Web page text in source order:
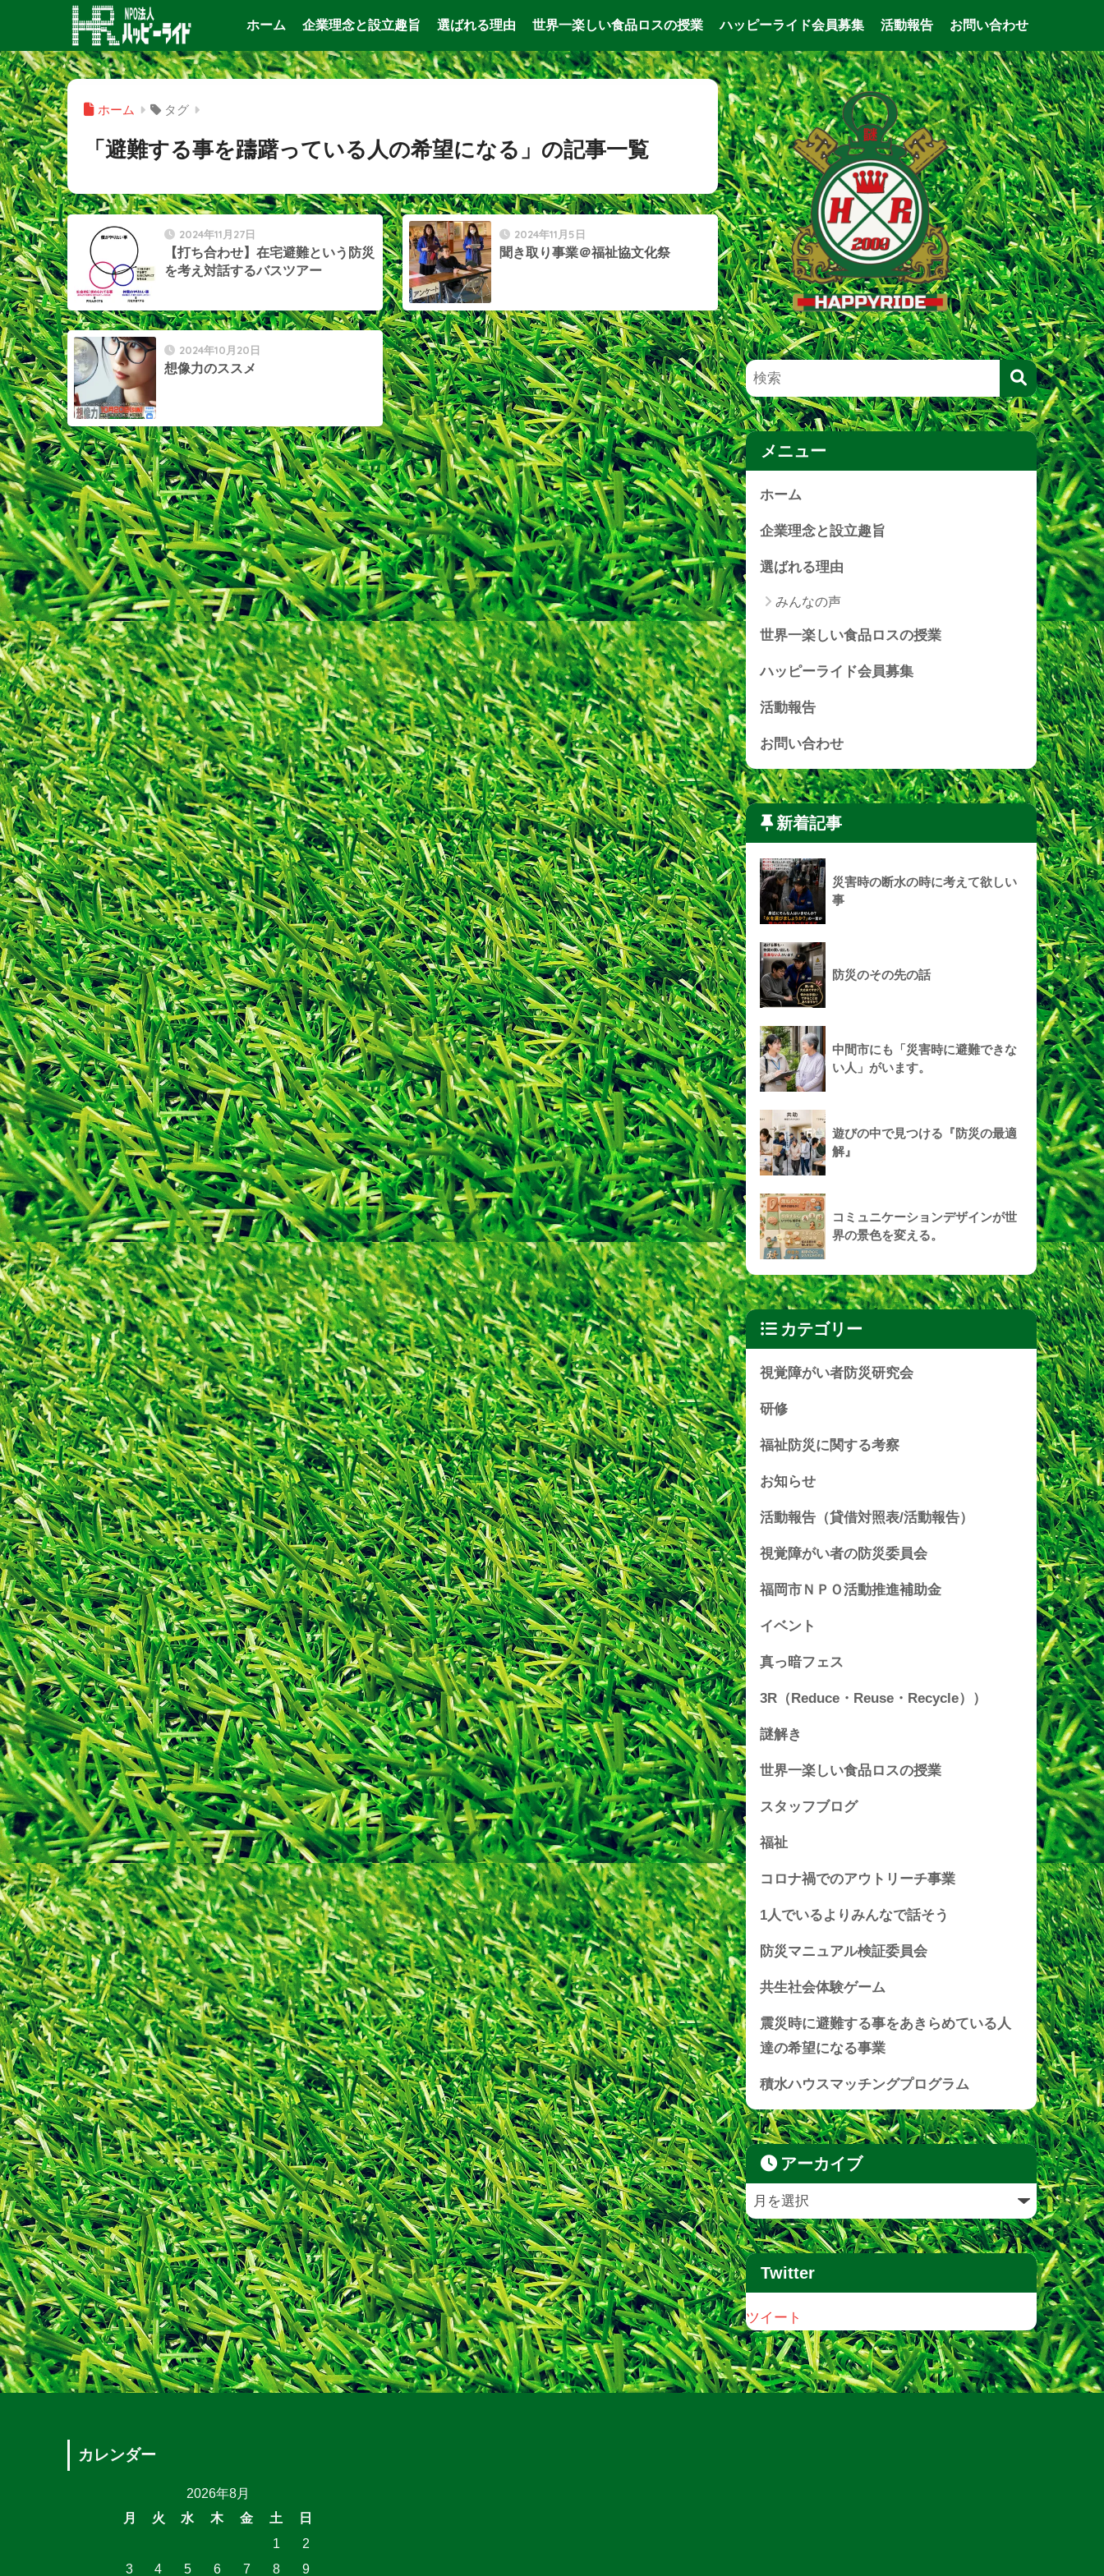
ホーム 企業理念と設立趣旨 選ばれる理由 世界一楽しい食品ロスの授業 ハッピーライド会員募集 活動報告 お問い合わせ
ホーム タグ
「避難する事を躊躇っている人の希望になる」の記事一覧
2024年11月27日
【打ち合わせ】在宅避難という防災
を考え対話するバスツアー
2024年11月5日
聞き取り事業＠福祉協文化祭
2024年10月20日
想像力のススメ
メニュー
ホーム
企業理念と設立趣旨
選ばれる理由
みんなの声
世界一楽しい食品ロスの授業
ハッピーライド会員募集
活動報告
お問い合わせ
新着記事
災害時の断水の時に考えて欲しい
事
防災のその先の話
中間市にも「災害時に避難できな
い人」がいます。
遊びの中で見つける『防災の最適
解』
コミュニケーションデザインが世
界の景色を変える。
カテゴリー
視覚障がい者防災研究会
研修
福祉防災に関する考察
お知らせ
活動報告（貸借対照表/活動報告）
視覚障がい者の防災委員会
福岡市ＮＰＯ活動推進補助金
イベント
真っ暗フェス
3R（Reduce・Reuse・Recycle））
謎解き
世界一楽しい食品ロスの授業
スタッフブログ
福祉
コロナ禍でのアウトリーチ事業
1人でいるよりみんなで話そう
防災マニュアル検証委員会
共生社会体験ゲーム
震災時に避難する事をあきらめている人
達の希望になる事業
積水ハウスマッチングプログラム
アーカイブ
Twitter
ツイート
カレンダー
2026年8月
月
火 水 木 金 土
日
1
2
3
4 5 6 7 8 9